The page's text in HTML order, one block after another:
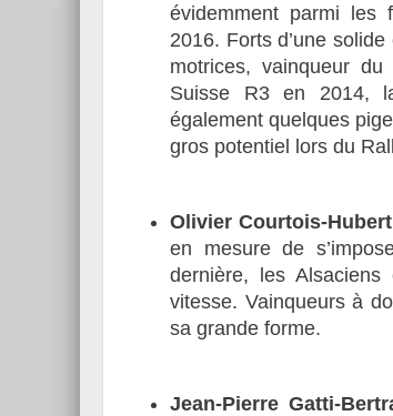
évidemment parmi les
2016. Forts d’une
motrices, vainqueur du
Suisse R3 en 2014,
également quelques
gros potentiel lors du
Olivier Courtois-
en mesure de
dernière, les
vitesse. Vainqueurs à
sa grande forme.
Jean-Pierre Gatti-
Essai –